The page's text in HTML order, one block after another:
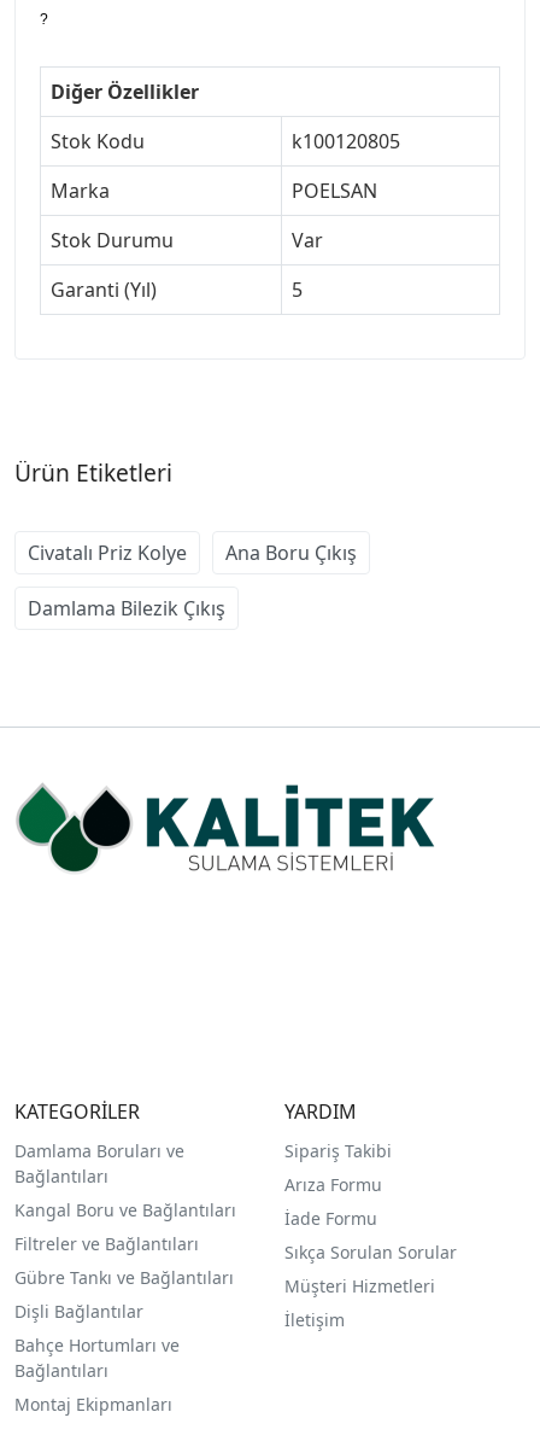
?
Diğer Özellikler
Stok Kodu
k100120805
Marka
POELSAN
Stok Durumu
Var
Garanti (Yıl)
5
Ürün Etiketleri
Civatalı Priz Kolye Ana Boru Çıkış
Damlama Bilezik Çıkış
KATEGORİLER
Damlama Boruları ve
Bağlantıları
Kangal Boru ve Bağlantıları
Filtreler ve Bağlantıları
Gübre Tankı ve Bağlantıları
Dişli Bağlantılar
Bahçe Hortumları ve
Bağlantıları
Montaj Ekipmanları
YARDIM
Sipariş Takibi
Arıza Formu
İade Formu
Sıkça Sorulan Sorular
Müşteri Hizmetleri
İletişim